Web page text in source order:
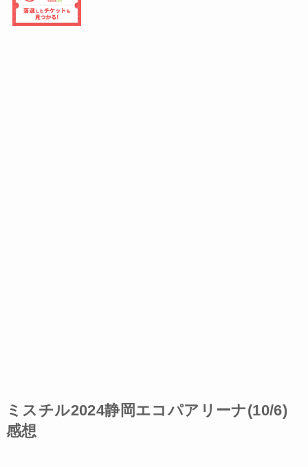
ミスチル2024静岡エコパアリーナ(10/6)
感想